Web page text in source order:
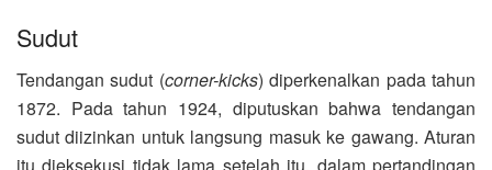
Sudut
Tendangan sudut (corner-kicks) diperkenalkan pada tahun
1872. Pada tahun 1924, diputuskan bahwa tendangan
sudut diizinkan untuk langsung masuk ke gawang. Aturan
itu dieksekusi tidak lama setelah itu, dalam pertandingan